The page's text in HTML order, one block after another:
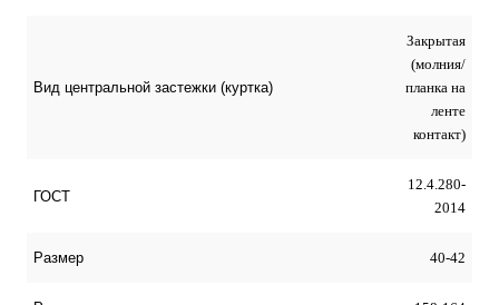
Вид центральной застежки (куртка)
Закрытая
(молния/
планка на
ленте
контакт)
ГОСТ
12.4.280-
2014
Размер 40-42